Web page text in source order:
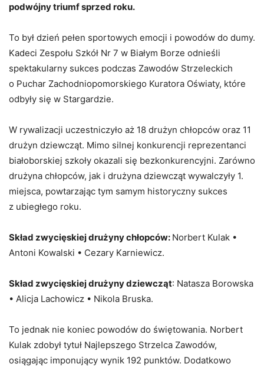
podwójny triumf sprzed roku.
To był dzień pełen sportowych emocji i powodów do dumy.
Kadeci Zespołu Szkół Nr 7 w Białym Borze odnieśli
spektakularny sukces podczas Zawodów Strzeleckich
o Puchar Zachodniopomorskiego Kuratora Oświaty, które
odbyły się w Stargardzie.
W rywalizacji uczestniczyło aż 18 drużyn chłopców oraz 11
drużyn dziewcząt. Mimo silnej konkurencji reprezentanci
białoborskiej szkoły okazali się bezkonkurencyjni. Zarówno
drużyna chłopców, jak i drużyna dziewcząt wywalczyły 1.
miejsca, powtarzając tym samym historyczny sukces
z ubiegłego roku.
Skład zwycięskiej drużyny chłopców: Norbert Kulak •
Antoni Kowalski • Cezary Karniewicz.
Skład zwycięskiej drużyny dziewcząt: Natasza Borowska
• Alicja Lachowicz • Nikola Bruska.
To jednak nie koniec powodów do świętowania. Norbert
Kulak zdobył tytuł Najlepszego Strzelca Zawodów,
osiągając imponujący wynik 192 punktów. Dodatkowo